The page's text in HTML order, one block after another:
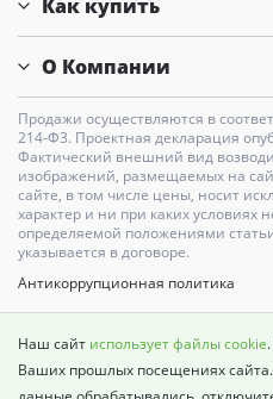
Как купить
О Компании
Продажи осуществляются в
214-Ф3. Проектная декларация
Фактический внешний вид
изображений, размещаемых на
сайте, в том числе цены, носит
характер и ни при каких условиях
определяемой положениями
указывается в договоре.
Антикоррупционная политика
Политика о недопущении
Наш сайт использует файлы cookie
Ваших прошлых посещениях